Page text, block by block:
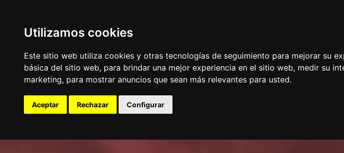
Utilizamos cookies
Este sitio web utiliza cookies y otras tecnologías de seguimiento para mejorar su
básica del sitio web, para brindar una mejor experiencia en el sitio web, medir su
marketing, para mostrar anuncios que sean más relevantes para usted.
Aceptar Rechazar Configurar